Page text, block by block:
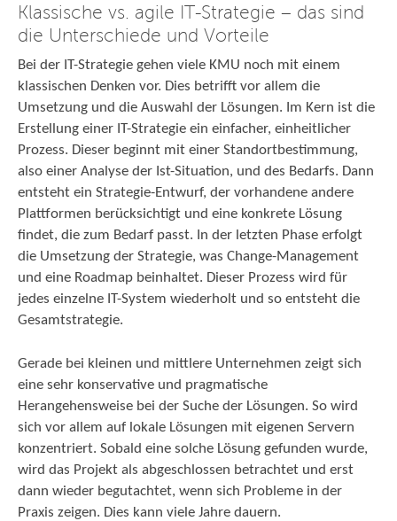
Klassische vs. agile IT-Strategie – das sind
die Unterschiede und Vorteile
Bei der IT-Strategie gehen viele KMU noch mit einem
klassischen Denken vor. Dies betrifft vor allem die
Umsetzung und die Auswahl der Lösungen. Im Kern ist die
Erstellung einer IT-Strategie ein einfacher, einheitlicher
Prozess. Dieser beginnt mit einer Standortbestimmung,
also einer Analyse der Ist-Situation, und des Bedarfs. Dann
entsteht ein Strategie-Entwurf, der vorhandene andere
Plattformen berücksichtigt und eine konkrete Lösung
findet, die zum Bedarf passt. In der letzten Phase erfolgt
die Umsetzung der Strategie, was Change-Management
und eine Roadmap beinhaltet. Dieser Prozess wird für
jedes einzelne IT-System wiederholt und so entsteht die
Gesamtstrategie.
Gerade bei kleinen und mittlere Unternehmen zeigt sich
eine sehr konservative und pragmatische
Herangehensweise bei der Suche der Lösungen. So wird
sich vor allem auf lokale Lösungen mit eigenen Servern
konzentriert. Sobald eine solche Lösung gefunden wurde,
wird das Projekt als abgeschlossen betrachtet und erst
dann wieder begutachtet, wenn sich Probleme in der
Praxis zeigen. Dies kann viele Jahre dauern.